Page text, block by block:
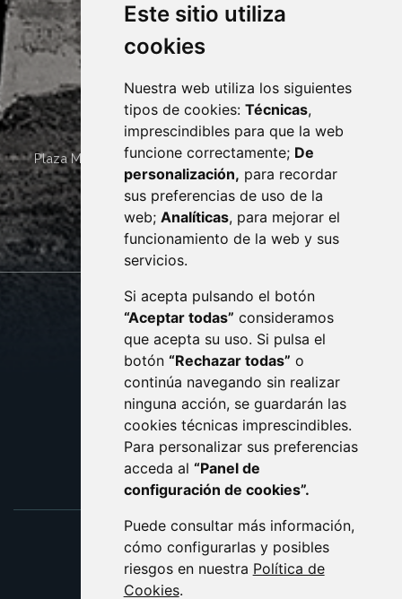
Este sitio utiliza
cookies
Nuestra web utiliza los siguientes
tipos de cookies: Técnicas,
imprescindibles para que la web
funcione correctamente; De
personalización, para recordar
sus preferencias de uso de la
web; Analíticas, para mejorar el
funcionamiento de la web y sus
servicios.
Si acepta pulsando el botón
“Aceptar todas” consideramos
que acepta su uso. Si pulsa el
botón “Rechazar todas” o
continúa navegando sin realizar
ninguna acción, se guardarán las
cookies técnicas imprescindibles.
Para personalizar sus preferencias
acceda al “Panel de
configuración de cookies”.
Puede consultar más información,
cómo configurarlas y posibles
riesgos en nuestra Política de
Cookies.
Plaza Mayor 4 22400 MONZÓN - ARAGÓN (ESPAÑA)
· (34) 974 400 700 ·
sac@monzon.es
monzon.es
CONTACTO
AVISO LEGAL
PROTECCIÓN DE DATOS
POLÍTICA DE COOKIES
ACCESIBILIDAD
ENLACE EXTERNO AL